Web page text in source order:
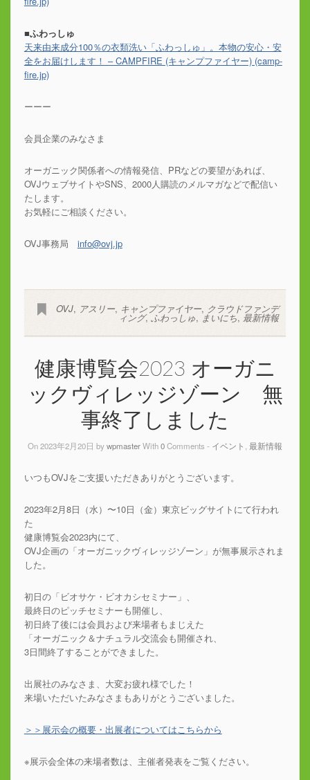
■ふわっしゅ
天来由来成分100％の衣類洗い「ふわっしゅ」。本物の安心・安
全をお届けします！ – CAMPFIRE (キャンプファイヤー) (camp-
fire.jp)
ーーー
会員企業のみなさま
オーガニック関係者への情報発信、PRなどの要望があれば、
OVJウェブサイトやSNS、2000人購読のメルマガなどで配信い
たします。
お気軽にご相談ください。
OVJ事務局 info@ovj.jp
OVJ, アスリー, キャンプファイヤー, クラウドファンデ
ィング,ふわっしゅ, まいにち,最新情報
健康博覧会2023 オーガニ
ックヴィレッジゾーン 無
事終了しました
On 2023年2月20日 bywpmasterWith0Comments - イベント 最新情報
いつもOVJをご支援いただきありがとうございます。
2023年2月8日（水）〜10日（金）東京ビッグサイトにて行われ
た
健康博覧会2023内にて、
OVJ企画の「オーガニックヴィレッジゾーン」が無事展示されま
した。
初日の「ビオサケ・ビオカシセミナー」、
最終日のピッチセミナーも開催し、
初日終了後には会員および来場者もまじえた
「オーガニック＆ナチュラル交流会も開催され、
3日間終了することができました。
出展社のみなさま、大変お疲れ様でした！
来場いただいたみなさまもありがとうございました。
＞＞展示会の概要・出展者についてはこちらから
※展示会全体の来場者数は、主催者発表をご覧ください。